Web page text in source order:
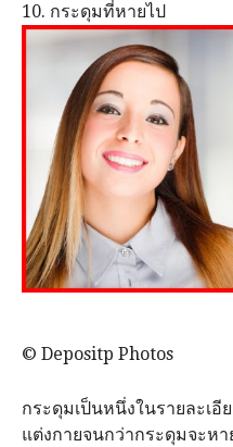
10. กระดุมที่หายไป
© Depositp Photos
กระดุมเป็นหนึ่งในรายละเอี
แต่งกายจนกว่ากระดุมจะห